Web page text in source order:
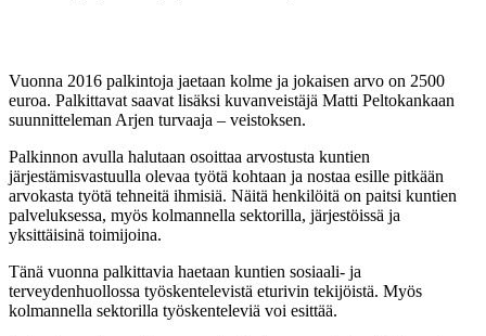
Vuonna 2016 palkintoja jaetaan kolme ja jokaisen arvo on 2500
euroa. Palkittavat saavat lisäksi kuvanveistäjä Matti Peltokankaan
suunnitteleman Arjen turvaaja – veistoksen.
Palkinnon avulla halutaan osoittaa arvostusta kuntien
järjestämisvastuulla olevaa työtä kohtaan ja nostaa esille pitkään
arvokasta työtä tehneitä ihmisiä. Näitä henkilöitä on paitsi kuntien
palveluksessa, myös kolmannella sektorilla, järjestöissä ja
yksittäisinä toimijoina.
Tänä vuonna palkittavia haetaan kuntien sosiaali- ja
terveydenhuollossa työskentelevistä eturivin tekijöistä. Myös
kolmannella sektorilla työskenteleviä voi esittää.